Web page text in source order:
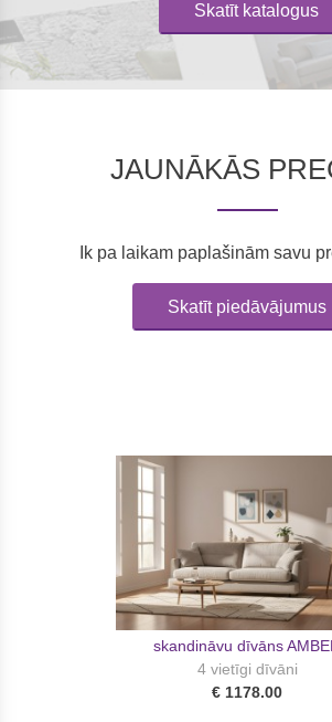
Skatīt katalogus
JAUNĀKĀS
Ik pa laikam paplašinām savu
Skatīt piedāvājumus
skandināvu dīvāns
4 vietīgi dīvāni
€ 1178.00